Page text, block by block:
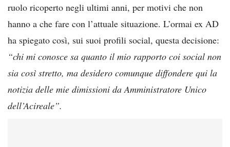
ruolo ricoperto negli ultimi anni, per motivi che non
hanno a che fare con l’attuale situazione. L’ormai ex AD
ha spiegato così, sui suoi profili social, questa decisione:
“chi mi conosce sa quanto il mio rapporto coi social non
sia così stretto, ma desidero comunque diffondere qui la
notizia delle mie dimissioni da Amministratore Unico
dell’Acireale”.